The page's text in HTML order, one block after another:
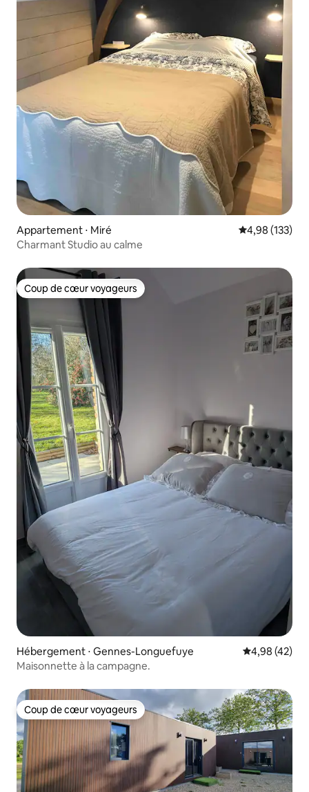
Appartement ⋅ Miré Évaluation
4,98 (133)
Charmant Studio au calme
Coup de cœur voyageurs
Coup de cœur voyageurs
Hébergement ⋅ Gennes-Longuefuye Évaluation
4,98 (42)
Maisonnette à la campagne.
Coup de cœur voyageurs
Coup de cœur voyageurs